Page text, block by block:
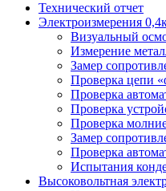
Технический отчет
Электроизмерения
Визуальный
Измерение
Замер
Проверка цепи
Проверка
Проверка
Проверка
Замер
Проверка
Испытания
Высоковольтная